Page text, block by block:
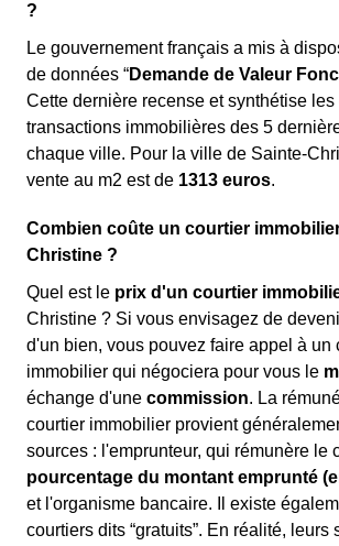
?
Le gouvernement français a mis à
de données “Demande de Valeur
Cette dernière recense et synthétise les
transactions immobilières des 5
chaque ville. Pour la ville de Sainte-
vente au m2 est de 1313 euros.
Combien coûte un courtier
Christine ?
Quel est le prix d'un courtier
Christine ? Si vous envisagez de
d'un bien, vous pouvez faire appel à un
immobilier qui négociera pour vous le
échange d'une commission. La
courtier immobilier provient
sources : l'emprunteur, qui rémunère le
pourcentage du montant emprunté
et l'organisme bancaire. Il existe
courtiers dits “gratuits”. En réalité, leurs